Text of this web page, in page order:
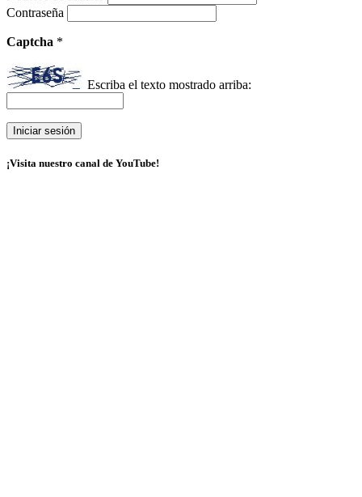
Contraseña
Captcha *
Escriba el texto mostrado arriba:
¡Visita nuestro canal de YouTube!